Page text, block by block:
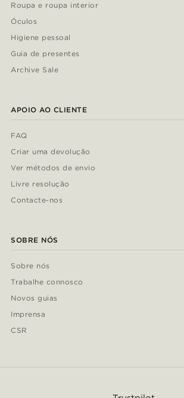
Roupa e roupa interior
Óculos
Higiene pessoal
Guia de presentes
Archive Sale
APOIO AO CLIENTE
FAQ
Criar uma devolução
Ver métodos de envio
Livre resolução
Contacte-nos
SOBRE NÓS
Sobre nós
Trabalhe connosco
Novos guias
Imprensa
CSR